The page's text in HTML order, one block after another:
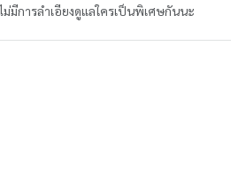
มีการลำเอียงดูแลใครเป็นพิเศษกันนะ